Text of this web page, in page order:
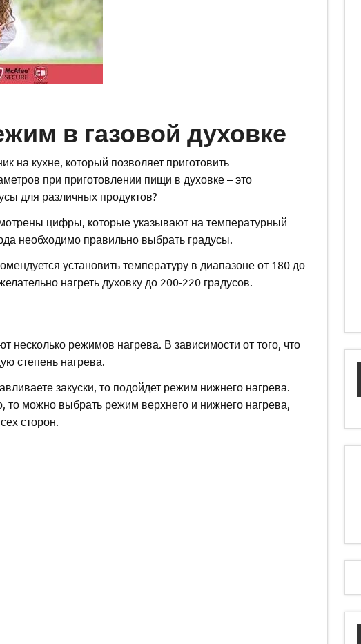
в газовой духовке
на кухне, который позволяет приготовить
при приготовлении пищи в духовке – это
для различных продуктов?
цифры, которые указывают на температурный
необходимо правильно выбрать градусы.
установить температуру в диапазоне от 180 до
нагреть духовку до 200-220 градусов.
режимов нагрева. В зависимости от того, что
степень нагрева.
закуски, то подойдет режим нижнего нагрева.
можно выбрать режим верхнего и нижнего нагрева,
сторон.